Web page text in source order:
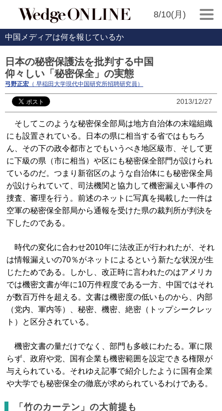
8/10(月)
中国メディアは何を報じているか
日本の秘密保護法を批判する中国
仰々しい「秘密保全」の実態
弓野正宏 （ 早稲田大学現代中国研究所招聘研究員）
2013/12/27
そしてこのような秘密保全部局は地方自治体の末端組織
にも設置されている。日本の県に相当する省ではもちろ
ん、その下の政令都市とでもいうべき地区級市、そして更
に下級の県（市に相当）や区にも秘密保全部門が設けられ
ているのだ。つまり新宿区のような自治体にも秘密保全局
が設けられていて、司法機関と協力して機密漏えい事件の
捜査、審理を行う。前述のネットに写真を掲載した一件は
空軍の秘密保全部局から通報を受けた県の裁判所が判決を
下したのである。
時代の変化に合わせ2010年に法改正が行われたが、それ
は情報漏えいの70％がネットによるという新たな状況が生
じたためである。しかし、改正時に言われたのはアメリカ
では機密文書が年に10万件程度である一方、中国ではそれ
が数百万件を超える。文書は機密度の低いものから、内部
（党内、軍内等）、秘密、機密、絶密（トップシークレッ
ト）と区分されている。
機密文書の量だけでなく、部門も多岐にわたる。軍に限
らず、政府や党、国有企業も機密範囲を設定できる権限が
与えられている。それゆえ記事で紹介したように国有企業
や大学でも秘密保全の徹底が求められているわけである。
「竹のカーテン」の大前提も